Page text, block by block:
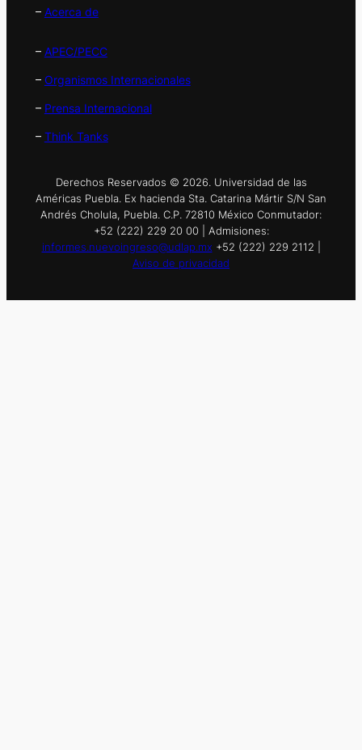
– Acerca de
– APEC/PECC
– Organismos Internacionales
– Prensa Internacional
– Think Tanks
Derechos Reservados © 2026. Universidad de las
Américas Puebla. Ex hacienda Sta. Catarina Mártir S/N San
Andrés Cholula, Puebla. C.P. 72810 México Conmutador:
+52 (222) 229 20 00 | Admisiones:
informes.nuevoingreso@udlap.mx +52 (222) 229 2112 |
Aviso de privacidad